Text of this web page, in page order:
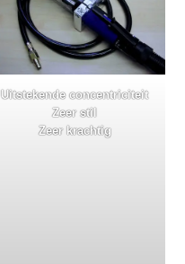
Uitstekende concentriciteit
Zeer stil
Zeer krachtig